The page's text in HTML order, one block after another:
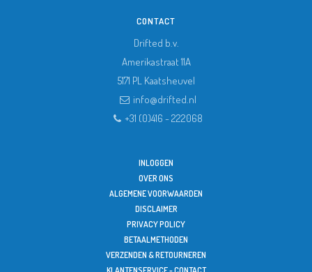
CONTACT
Drifted b.v.
Amerikastraat 11A
5171 PL Kaatsheuvel
info@drifted.nl
+31 (0)416 - 222068
INLOGGEN
OVER ONS
ALGEMENE VOORWAARDEN
DISCLAIMER
PRIVACY POLICY
BETAALMETHODEN
VERZENDEN & RETOURNEREN